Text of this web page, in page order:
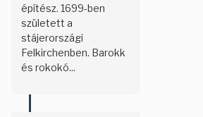
építész. 1699-ben
született a
stájerországi
Felkirchenben. Barokk
és rokokó...